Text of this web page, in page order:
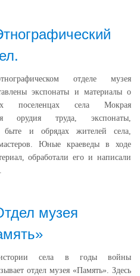
отделе музея
экспонаты и материалы о
поселенцах села Мокрая
орудия труда, экспонаты,
быте и обрядах жителей села,
Юные краеведы в ходе
обработали его и написали
музея
села в годы войны
отдел музея «Память». Здесь